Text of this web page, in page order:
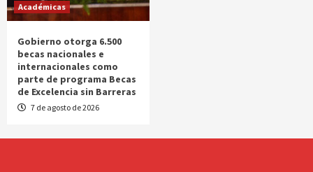
Académicas
Gobierno otorga 6.500
becas nacionales e
internacionales como
parte de programa Becas
de Excelencia sin Barreras
7 de agosto de 2026